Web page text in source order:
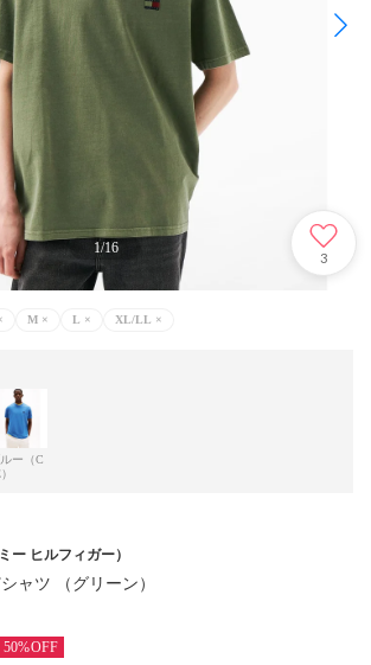
1/16
3
M × L × XL/LL ×
ー（C
ミー ヒルフィガー）
ャツ （グリーン）
50%OFF